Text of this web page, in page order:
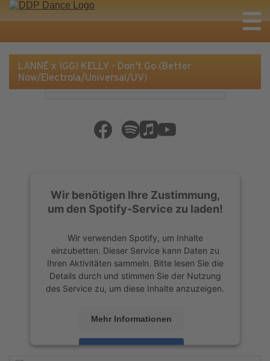
LANNÉ x IGGI KELLY - Don't Go (Better
Now/Electrola/Universal/UV)
Wir benötigen Ihre Zustimmung,
um den Spotify-Service zu laden!
Wir verwenden Spotify, um Inhalte
einzubetten. Dieser Service kann Daten zu
Ihren Aktivitäten sammeln. Bitte lesen Sie die
Details durch und stimmen Sie der Nutzung
des Service zu, um diese Inhalte anzuzeigen.
Mehr Informationen
Akzeptieren